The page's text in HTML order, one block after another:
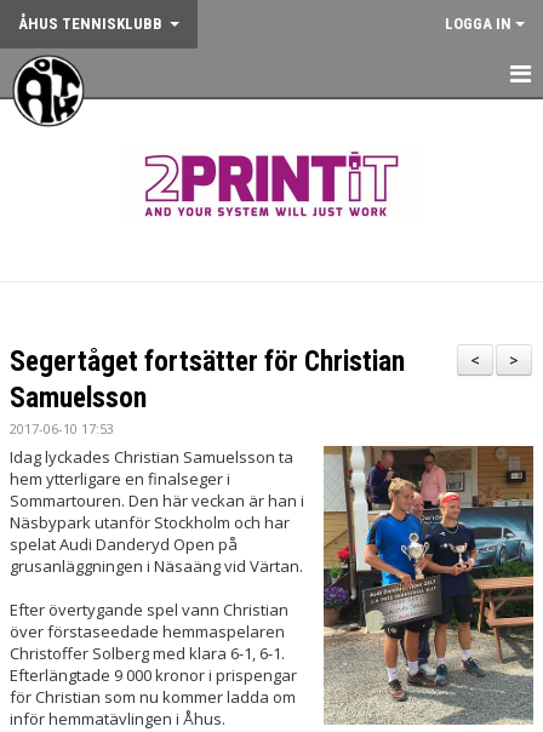
ÅHUS TENNISKLUBB LOGGA IN
HEM
ANMÄLAN AKTIVITET
KALENDER
GYM
KÖP KLUBBKLÄDER
>
<
Segertåget fortsätter för Christian
Samuelsson
2017-06-10 17:53
Idag lyckades Christian Samuelsson ta
hem ytterligare en finalseger i
Sommartouren. Den här veckan är han i
Näsbypark utanför Stockholm och har
spelat Audi Danderyd Open på
grusanläggningen i Näsaäng vid Värtan.
Efter övertygande spel vann Christian
över förstaseedade hemmaspelaren
Christoffer Solberg med klara 6-1, 6-1.
Efterlängtade 9 000 kronor i prispengar
för Christian som nu kommer ladda om
inför hemmatävlingen i Åhus.